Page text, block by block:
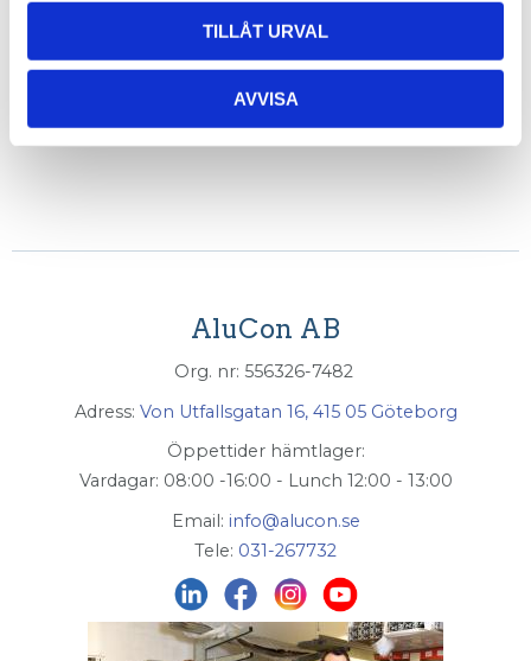
TILLÅT URVAL
AVVISA
AluCon AB
Org. nr: 556326-7482
Adress: Von Utfallsgatan 16, 415 05 Göteborg
Öppettider hämtlager:
Vardagar: 08:00 -16:00 - Lunch 12:00 - 13:00
Email: info@alucon.se
Tele: 031-267732